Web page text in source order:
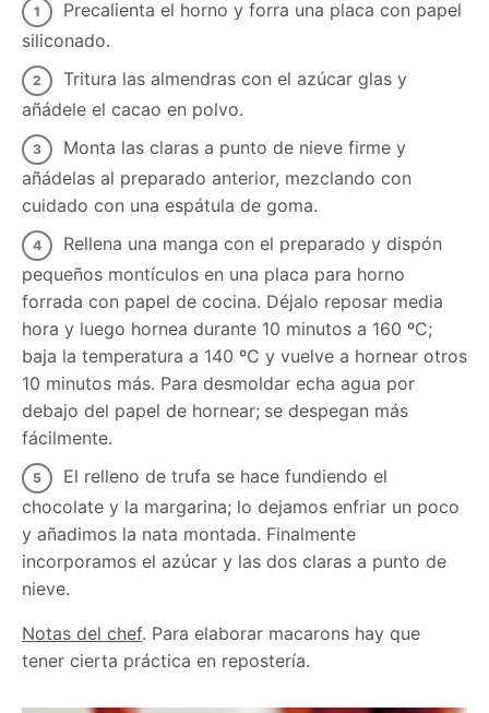
Precalienta el horno y forra una placa con papel
siliconado.
Tritura las almendras con el azúcar glas y
añádele el cacao en polvo.
Monta las claras a punto de nieve firme y
añádelas al preparado anterior, mezclando con
cuidado con una espátula de goma.
Rellena una manga con el preparado y dispón
pequeños montículos en una placa para horno
forrada con papel de cocina. Déjalo reposar media
hora y luego hornea durante 10 minutos a 160 ºC;
baja la temperatura a 140 ºC y vuelve a hornear otros
10 minutos más. Para desmoldar echa agua por
debajo del papel de hornear; se despegan más
fácilmente.
El relleno de trufa se hace fundiendo el
chocolate y la margarina; lo dejamos enfriar un poco
y añadimos la nata montada. Finalmente
incorporamos el azúcar y las dos claras a punto de
nieve.
Notas del chef. Para elaborar macarons hay que
tener cierta práctica en repostería.